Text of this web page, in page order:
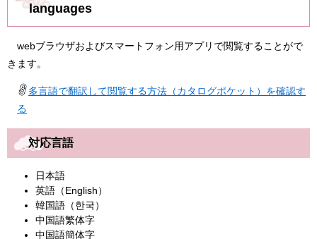
languages
webブラウザおよびスマートフォン用アプリで閲覧することがで
きます。
多言語で翻訳して閲覧する方法（カタログポケット）を確認す
る
対応言語
日本語
英語（English）
韓国語（한국）
中国語繁体字
中国語簡体字